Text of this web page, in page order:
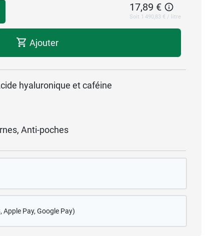
17,89 €
Soit 1 490,83 € / litre
Ajouter
hyaluronique et caféine
Anti-poches
, Apple Pay, Google Pay)